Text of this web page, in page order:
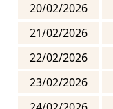
20/02/2026
21/02/2026
22/02/2026
23/02/2026